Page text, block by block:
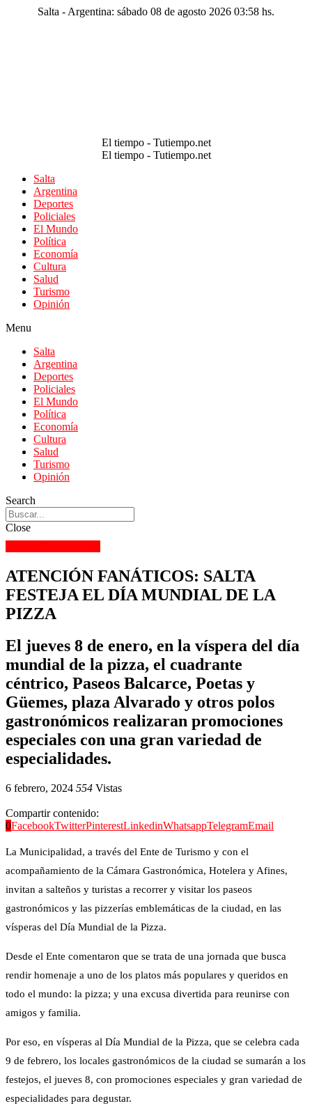
Salta - Argentina: sábado 08 de agosto 2026 03:58 hs.
El tiempo - Tutiempo.net
El tiempo - Tutiempo.net
Salta
Argentina
Deportes
Policiales
El Mundo
Política
Economía
Cultura
Salud
Turismo
Opinión
Menu
Salta
Argentina
Deportes
Policiales
El Mundo
Política
Economía
Cultura
Salud
Turismo
Opinión
Search
Close
ATENCIÓN FANÁTICOS: SALTA
FESTEJA EL DÍA MUNDIAL DE LA
PIZZA
El jueves 8 de enero, en la víspera del día
mundial de la pizza, el cuadrante
céntrico, Paseos Balcarce, Poetas y
Güemes, plaza Alvarado y otros polos
gastronómicos realizaran promociones
especiales con una gran variedad de
especialidades.
6 febrero, 2024 554 Vistas
Compartir contenido:
0FacebookTwitterPinterestLinkedinWhatsappTelegramEmail
La Municipalidad, a través del Ente de Turismo y con el
acompañamiento de la Cámara Gastronómica, Hotelera y Afines,
invitan a salteños y turistas a recorrer y visitar los paseos
gastronómicos y las pizzerías emblemáticas de la ciudad, en las
vísperas del Día Mundial de la Pizza.
Desde el Ente comentaron que se trata de una jornada que busca
rendir homenaje a uno de los platos más populares y queridos en
todo el mundo: la pizza; y una excusa divertida para reunirse con
amigos y familia.
Por eso, en vísperas al Día Mundial de la Pizza, que se celebra cada
9 de febrero, los locales gastronómicos de la ciudad se sumarán a los
festejos, el jueves 8, con promociones especiales y gran variedad de
especialidades para degustar.